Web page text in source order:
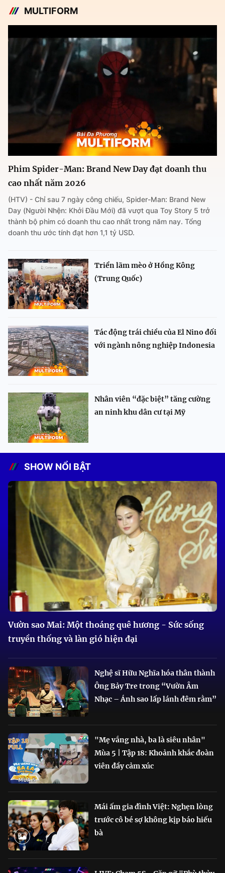
MULTIFORM
Phim Spider-Man: Brand New Day đạt doanh thu
cao nhất năm 2026
(HTV) - Chỉ sau 7 ngày công chiếu, Spider-Man: Brand New
Day (Người Nhện: Khởi Đầu Mới) đã vượt qua Toy Story 5 trở
thành bộ phim có doanh thu cao nhất trong năm nay. Tổng
doanh thu ước tính đạt hơn 1,1 tỷ USD.
Triển lãm mèo ở Hồng Kông
(Trung Quốc)
Tác động trái chiều của El Nino đối
với ngành nông nghiệp Indonesia
Nhân viên “đặc biệt” tăng cường
an ninh khu dân cư tại Mỹ
SHOW NỔI BẬT
Vườn sao Mai: Một thoáng quê hương - Sức sống
truyền thống và làn gió hiện đại
Nghệ sĩ Hữu Nghĩa hóa thân thành
Ông Bảy Tre trong “Vườn Âm
Nhạc – Ánh sao lấp lánh đêm rằm”
"Mẹ vắng nhà, ba là siêu nhân"
Mùa 5 | Tập 18: Khoảnh khắc đoàn
viên đầy cảm xúc
Mái ấm gia đình Việt: Nghẹn lòng
trước cô bé sợ không kịp báo hiếu
bà